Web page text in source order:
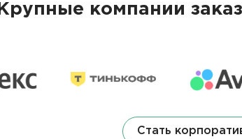
Крупные компании
Стать